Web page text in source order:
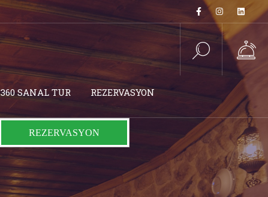
360 SANAL TUR REZERVASYON
REZERVASYON